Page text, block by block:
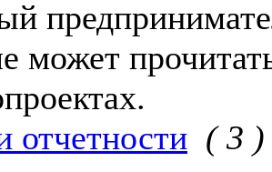
может
отчетности ( 3 )